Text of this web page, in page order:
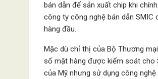
bán dẫn để sản xuất chip khi
công ty công nghệ bán dẫn
hàng đầu.
Mặc dù chỉ thị của Bộ Thương
số mặt hàng được kiểm soát cho
của Mỹ nhưng sử dụng công nghệ